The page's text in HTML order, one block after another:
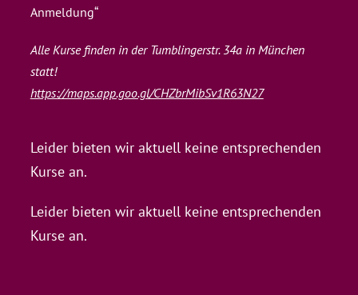
Anmeldung“
Alle Kurse finden in der Tumblingerstr. 34a in München
statt!
https://maps.app.goo.gl/CHZbrMibSv1R63N27
Leider bieten wir aktuell keine entsprechenden
Kurse an.
Leider bieten wir aktuell keine entsprechenden
Kurse an.